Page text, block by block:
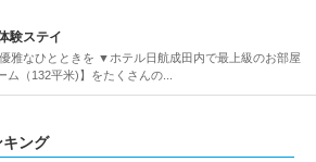
験ステイ
雅なひとときを ▼ホテル日航成田内で最上級のお部屋
ム（132平米)】をたくさんの...
ング